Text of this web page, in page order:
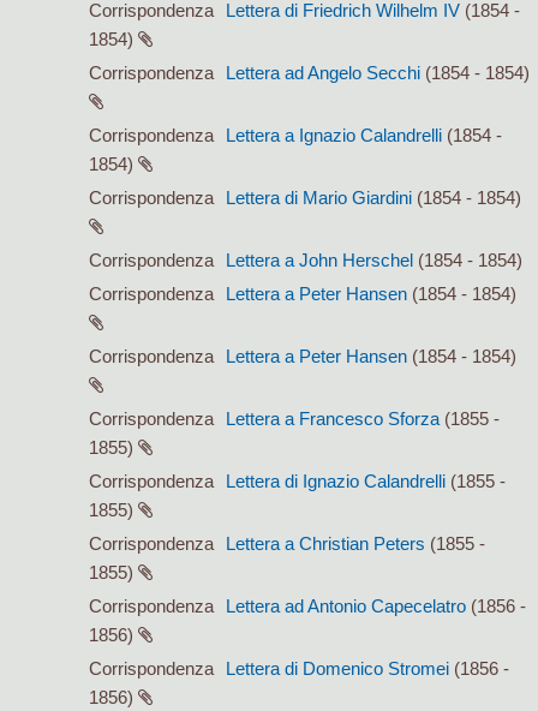
Corrispondenza
Lettera di Friedrich Wilhelm IV (1854 -
1854)
Corrispondenza
Lettera ad Angelo Secchi (1854 - 1854)
Corrispondenza Lettera a Ignazio Calandrelli (1854 -
1854)
Corrispondenza
Lettera di Mario Giardini (1854 - 1854)
Corrispondenza Lettera a John Herschel (1854 - 1854)
Corrispondenza
Lettera a Peter Hansen (1854 - 1854)
Corrispondenza Lettera a Peter Hansen (1854 - 1854)
Corrispondenza Lettera a Francesco Sforza (1855 -
1855)
Corrispondenza
Lettera di Ignazio Calandrelli (1855 -
1855)
Corrispondenza
Lettera a Christian Peters (1855 -
1855)
Corrispondenza
Lettera ad Antonio Capecelatro (1856 -
1856)
Corrispondenza
Lettera di Domenico Stromei (1856 -
1856)